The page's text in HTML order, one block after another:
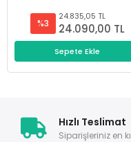
%3
24.835,05 TL
24.090,00 TL
Sepete Ekle
Hızlı Teslimat
Siparişleriniz en